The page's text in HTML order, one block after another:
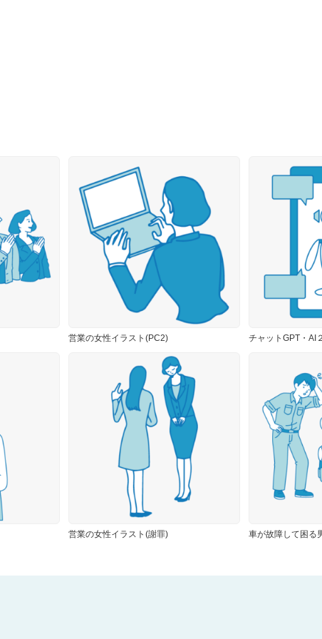
営業の女性イラスト(PC2) チャットGPT・AI
営業の女性イラスト(謝罪) 車が故障して困る